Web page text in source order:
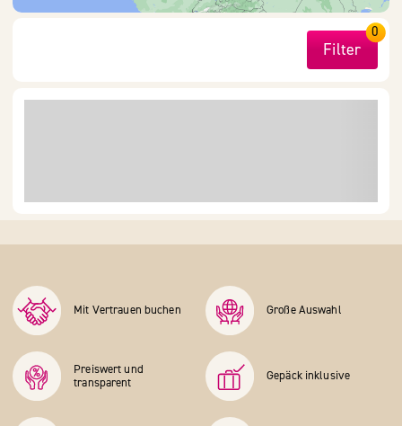
Filter
0
Mit Vertrauen buchen Große Auswahl
Preiswert und
transparent
Gepäck inklusive